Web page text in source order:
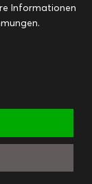
Resteküche
EMAIL
Informationen